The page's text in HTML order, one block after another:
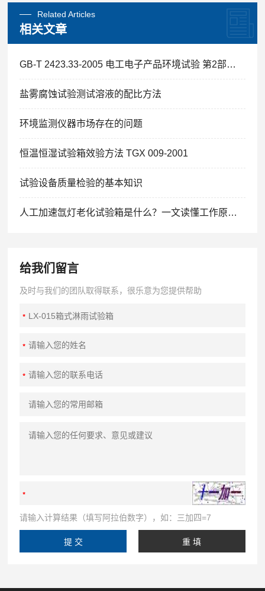
Related Articles
相关文章
GB-T 2423.33-2005 电工电子产品环境试验 第2部分：试验方法 试验Kca:高浓度二氧化硫试验
盐雾腐蚀试验测试溶液的配比方法
环境监测仪器市场存在的问题
恒温恒湿试验箱效验方法 TGX 009-2001
试验设备质量检验的基本知识
人工加速氙灯老化试验箱是什么？一文读懂工作原理与核心功能
给我们留言
及时与我们的团队取得联系，很乐意为您提供帮助
请输入计算结果（填写阿拉伯数字），如：三加四=7